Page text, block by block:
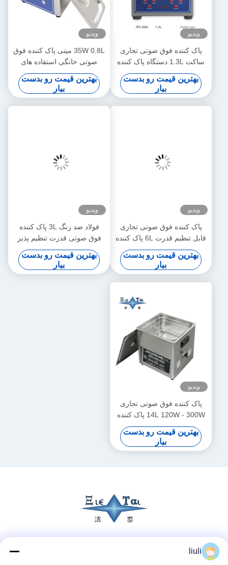
ویدیو
پاک کننده فوق صوتی تجاری
ساکت 1.3L دستگاه پاک کننده
فوق صوتی دیجیتال 60W با
زمان بندی چند گیر
بهترین قیمت رو بدست
بیار
ویدیو
35W 0.8L مینی پاک کننده فوق
صوتی خانگی استفاده های
چندگانه پاک کننده عمیق
جواهرات عینک ساعت اصلاح
کننده دندان
بهترین قیمت رو بدست
بیار
ویدیو
پاک کننده فوق صوتی تجاری
قابل تنظیم قدرت 6L پاک کننده
180W
بهترین قیمت رو بدست
بیار
ویدیو
فولاد ضد زنگ 3L پاک کننده
فوق صوتی قدرت تنظیم پذیر
پاک کننده های فوق صوتی
کوچک هوشمند
بهترین قیمت رو بدست
بیار
ویدیو
پاک کننده فوق صوتی تجاری
14L 120W - 300W پاک کننده
فوق صوتی هوشمند
بهترین قیمت رو بدست
بیار
liuli